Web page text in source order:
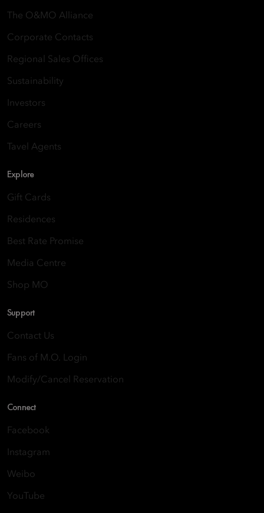
The O&MO Alliance
Corporate Contacts
Regional Sales Offices
Sustainability
Investors
Careers
Tavel Agents
Explore
Gift Cards
Residences
Best Rate Promise
Media Centre
Shop MO
Support
Contact Us
Fans of M.O. Login
Modify/Cancel Reservation
Connect
Facebook
Instagram
Weibo
YouTube